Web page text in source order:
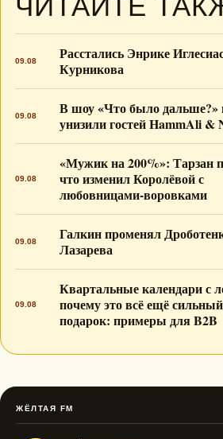
09.08
Расстались Энрике
Курникова
09.08
В шоу «Что было дальше?»
унизили гостей HammAli &
09.08
«Мужик на 200%»: Тарзан
что изменил Королёвой с
любовницами-воровками
09.08
Галкин променял
Лазарева
09.08
Квартальные календари с
почему это всё ещё
подарок: примеры для B2B
ЖЁЛТАЯ FM